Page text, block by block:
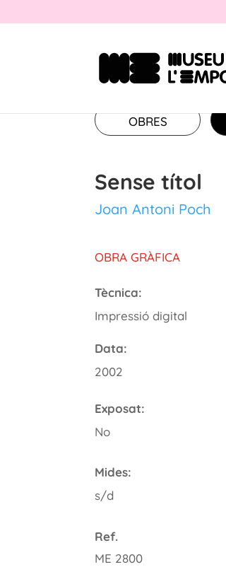
OBRES
Sense títol
Joan Antoni Poch
OBRA GRÀFICA
Tècnica:
Impressió digital
Data:
2002
Exposat:
No
Mides:
s/d
Ref.
ME 2800